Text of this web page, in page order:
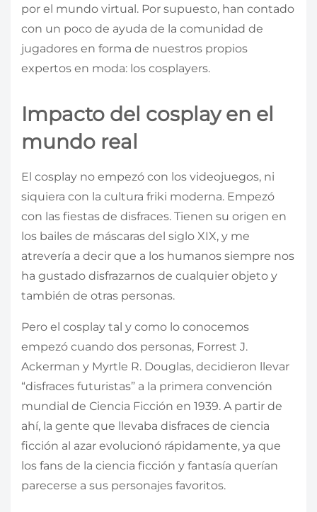
por el mundo virtual. Por supuesto, han contado
con un poco de ayuda de la comunidad de
jugadores en forma de nuestros propios
expertos en moda: los cosplayers.
Impacto del cosplay en el
mundo real
El cosplay no empezó con los videojuegos, ni
siquiera con la cultura friki moderna. Empezó
con las fiestas de disfraces. Tienen su origen en
los bailes de máscaras del siglo XIX, y me
atrevería a decir que a los humanos siempre nos
ha gustado disfrazarnos de cualquier objeto y
también de otras personas.
Pero el cosplay tal y como lo conocemos
empezó cuando dos personas, Forrest J.
Ackerman y Myrtle R. Douglas, decidieron llevar
“disfraces futuristas” a la primera convención
mundial de Ciencia Ficción en 1939. A partir de
ahí, la gente que llevaba disfraces de ciencia
ficción al azar evolucionó rápidamente, ya que
los fans de la ciencia ficción y fantasía querían
parecerse a sus personajes favoritos.